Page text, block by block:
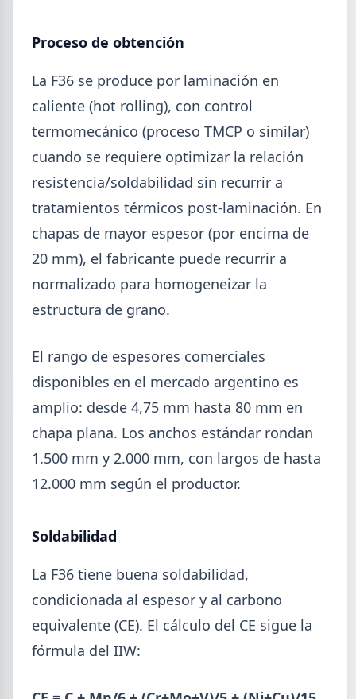
GENERAL 2026-08-03
Perfiles.com.ar abrió su tercera
sucursal en zona norte: llegó a San
Isidro
La distribuidora siderometalúrgica, fundada en
Isidro.
Informe ADIMRA junio 2026: la
producción metalúrgica cayó 4,6%
La producción metalúrgica acumula una baja de
Proceso de obtención
La F36 se produce por laminación en
caliente (hot rolling), con control
termomecánico (proceso TMCP o similar)
cuando se requiere optimizar la relación
resistencia/soldabilidad sin recurrir a
tratamientos térmicos post-laminación. En
chapas de mayor espesor (por encima de
20 mm), el fabricante puede recurrir a
normalizado para homogeneizar la
estructura de grano.
El rango de espesores comerciales
disponibles en el mercado argentino es
amplio: desde 4,75 mm hasta 80 mm en
chapa plana. Los anchos estándar rondan
1.500 mm y 2.000 mm, con largos de hasta
12.000 mm según el productor.
Soldabilidad
La F36 tiene buena soldabilidad,
condicionada al espesor y al carbono
equivalente (CE). El cálculo del CE sigue la
fórmula del IIW: